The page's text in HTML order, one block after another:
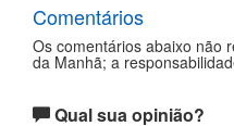
Comentários
Os comentários abaixo não
da Manhã; a
Qual sua opinião?